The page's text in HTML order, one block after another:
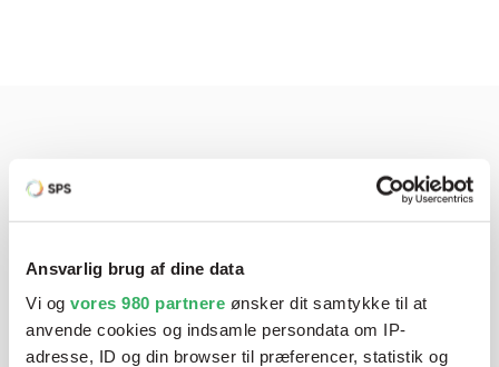
Ansvarlig brug af dine data
Vi og vores 980 partnere ønsker dit samtykke til at
anvende cookies og indsamle persondata om IP-
adresse, ID og din browser til præferencer, statistik og
Har du brug for hjælp? Vi sidder
klar ved telefonen
autolakering. Lige meget om du skal bruge en enkelt farve,
en sprøjtepistol eller om du har behov for en
blandeanlægsløsning, kan vi hjælpe dig.